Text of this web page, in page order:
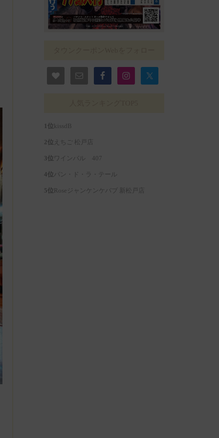
kissdB
えちご 松戸店
ワインバル 407
パン・ド・ラ・テール
Roseジャンケンケバブ 新松戸店